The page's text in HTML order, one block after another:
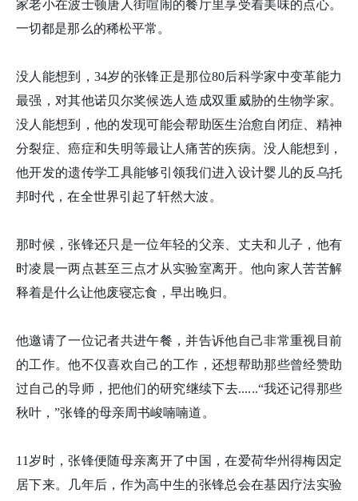
家老小在波士顿唐人街喧闹的餐厅里享受着美味的点心。
一切都是那么的稀松平常。
没人能想到，34岁的张锋正是那位80后科学家中变革能力
最强，对其他诺贝尔奖候选人造成双重威胁的生物学家。
没人能想到，他的发现可能会帮助医生治愈自闭症、精神
分裂症、癌症和失明等最让人痛苦的疾病。没人能想到，
他开发的遗传学工具能够引领我们进入设计婴儿的反乌托
邦时代，在全世界引起了轩然大波。
那时候，张锋还只是一位年轻的父亲、丈夫和儿子，他有
时凌晨一两点甚至三点才从实验室离开。他向家人苦苦解
释着是什么让他废寝忘食，早出晚归。
他邀请了一位记者共进午餐，并告诉他自己非常重视目前
的工作。他不仅喜欢自己的工作，还想帮助那些曾经赞助
过自己的导师，把他们的研究继续下去......“我还记得那些
秋叶，”张锋的母亲周书峻喃喃道。
11岁时，张锋便随母亲离开了中国，在爱荷华州得梅因定
居下来。几年后，作为高中生的张锋总会在基因疗法实验